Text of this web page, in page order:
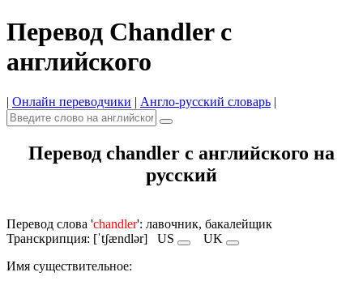
Перевод Chandler с
английского
| Онлайн переводчики | Англо-русский словарь |
Перевод chandler с английского на
русский
Перевод слова 'chandler': лавочник, бакалейщик
Транскрипция: [ˈtʃændlər] US
UK
Имя cуществительное: